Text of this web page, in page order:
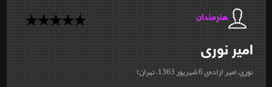
هنرمندان
امیرنوری
نوری، امیر (زاده‌ی 6 شهریور 1363، تهران)